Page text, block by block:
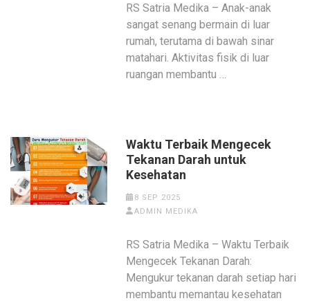
RS Satria Medika – Anak-anak
sangat senang bermain di luar
rumah, terutama di bawah sinar
matahari. Aktivitas fisik di luar
ruangan membantu …
Waktu Terbaik Mengecek
Tekanan Darah untuk
Kesehatan
8 SEP 2025
ADMIN MEDIKA
RS Satria Medika – Waktu Terbaik
Mengecek Tekanan Darah:
Mengukur tekanan darah setiap hari
membantu memantau kesehatan